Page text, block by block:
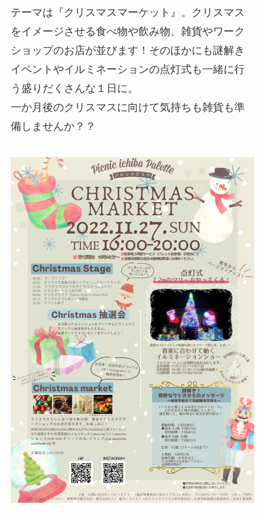
テーマは『クリスマスマーケット』。クリスマス
をイメージさせる食べ物や飲み物、雑貨やワーク
ショップのお店が並びます！そのほかにも謎解き
イベントやイルミネーションの点灯式も一緒に行
う盛りだくさんな１日に。
一か月後のクリスマスに向けて気持ちも雑貨も準
備しませんか？？